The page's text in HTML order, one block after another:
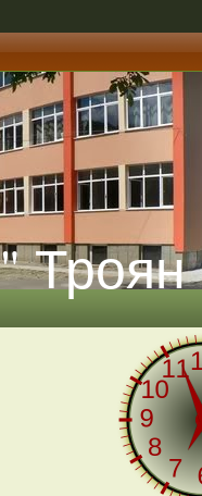
Троян